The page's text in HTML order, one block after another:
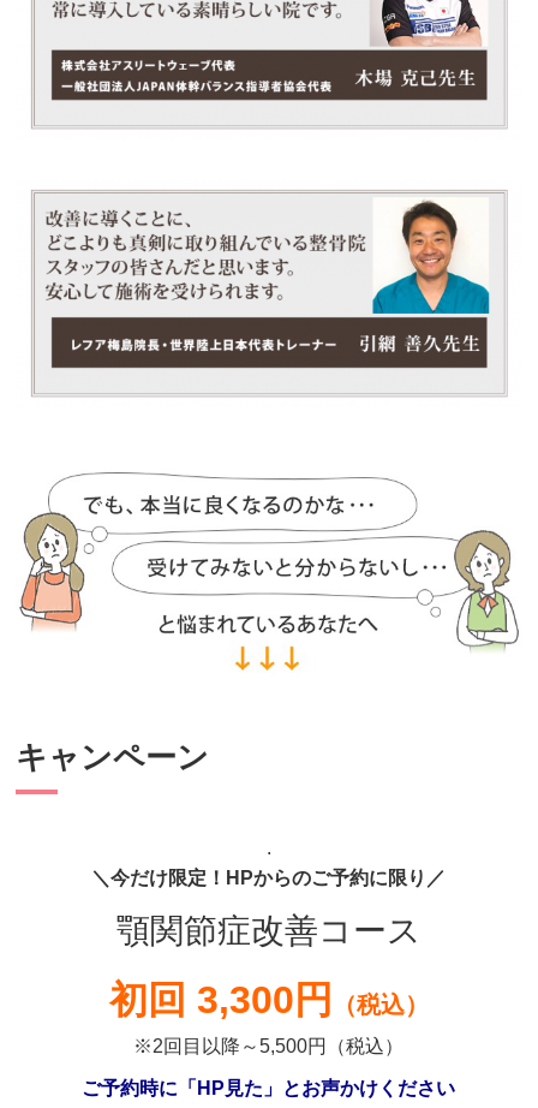
キャンペーン
.
＼今だけ限定！HPからのご予約に限り／
顎関節症改善コース
初回 3,300円 （税込）
※2回目以降～5,500円（税込）
ご予約時に「HP見た」とお声かけください